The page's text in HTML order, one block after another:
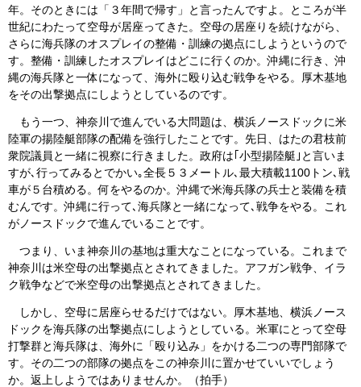
年。そのときには「３年間で帰す」と言ったんですよ。ところが半
世紀にわたって空母が居座ってきた。空母の居座りを続けながら、
さらに海兵隊のオスプレイの整備・訓練の拠点にしようというので
す。整備・訓練したオスプレイはどこに行くのか。沖縄に行き、沖
縄の海兵隊と一体になって、海外に殴り込む戦争をやる。厚木基地
をその出撃拠点にしようとしているのです。
もう一つ、神奈川で進んでいる大問題は、横浜ノースドックに米
陸軍の揚陸艇部隊の配備を強行したことです。先日、はたの君枝前
衆院議員と一緒に視察に行きました。政府は｢小型揚陸艇｣と言いま
すが､行ってみるとでかい｡全長５３メートル､最大積載1100トン､戦
車が５台積める。何をやるのか。沖縄で米海兵隊の兵士と装備を積
むんです。沖縄に行って､海兵隊と一緒になって､戦争をやる。これ
がノースドックで進んでいることです。
つまり、いま神奈川の基地は重大なことになっている。これまで
神奈川は米空母の出撃拠点とされてきました。アフガン戦争、イラ
ク戦争などで米空母の出撃拠点とされてきました。
しかし、空母に居座らせるだけではない。厚木基地、横浜ノース
ドックを海兵隊の出撃拠点にしようとしている。米軍にとって空母
打撃群と海兵隊は、海外に「殴り込み」をかける二つの専門部隊で
す。その二つの部隊の拠点をこの神奈川に置かせていいでしょう
か。返上しようではありませんか。（拍手）